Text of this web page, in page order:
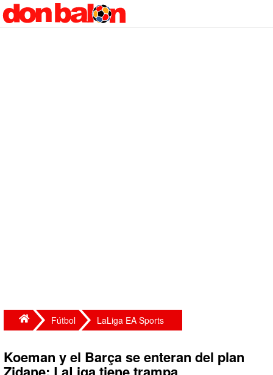
Fútbol LaLiga EA Sports
Koeman y el Barça se enteran del plan